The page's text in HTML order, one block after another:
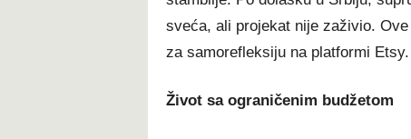
sveća, ali projekat nije zaživio.
za samorefleksiju na platformi Etsy.
Život sa ograničenim budžetom